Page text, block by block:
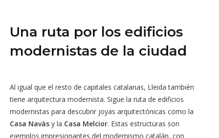
Una ruta por los edificios
modernistas de la ciudad
Al igual que el resto de capitales catalanas, Lleida también
tiene arquitectura modernista. Sigue la ruta de edificios
modernistas para descubrir joyas arquitectónicas como la
Casa Navàs y la Casa Melcior. Estas estructuras son
ejemplos impresionantes del modernismo catalán, con